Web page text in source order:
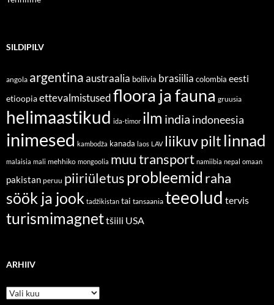
SILDIPILV
angola argentinaaustraalia boliivia brasiilia colombia eesti
etioopiaettevalmistusedfloora ja fauna gruusia
helimaastikud ida-timor ilm india indoneesia
inimesed kambodža kanada laos LAV liikuv pilt linnad
malaisia mali mehhiko mongoolia muu transport namiibia nepal omaan
pakistan peruu piiriületusprobleemid raha
söök ja jook tadžikistan tai tansaania teeolud tervis
turismimagnettšiili USA
ARHIIV
Arhiiv